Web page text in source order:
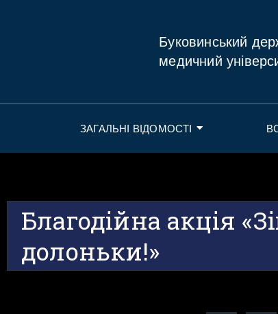
Буковинський
медичний
ЗАГАЛЬНІ ВІДОМОСТІ
Благодійна акція
долоньки!»